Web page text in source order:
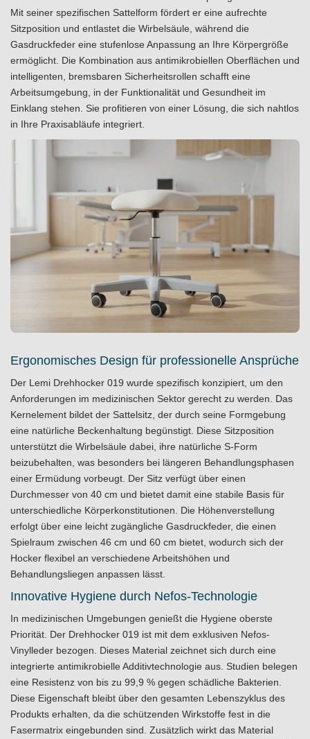
Mit seiner spezifischen Sattelform fördert er eine aufrechte
Sitzposition und entlastet die Wirbelsäule, während die
Gasdruckfeder eine stufenlose Anpassung an Ihre Körpergröße
ermöglicht. Die Kombination aus antimikrobiellen Oberflächen und
intelligenten, bremsbaren Sicherheitsrollen schafft eine
Arbeitsumgebung, in der Funktionalität und Gesundheit im
Einklang stehen. Sie profitieren von einer Lösung, die sich nahtlos
in Ihre Praxisabläufe integriert.
Ergonomisches Design für professionelle Ansprüche
Der Lemi Drehhocker 019 wurde spezifisch konzipiert, um den
Anforderungen im medizinischen Sektor gerecht zu werden. Das
Kernelement bildet der Sattelsitz, der durch seine Formgebung
eine natürliche Beckenhaltung begünstigt. Diese Sitzposition
unterstützt die Wirbelsäule dabei, ihre natürliche S-Form
beizubehalten, was besonders bei längeren Behandlungsphasen
einer Ermüdung vorbeugt. Der Sitz verfügt über einen
Durchmesser von 40 cm und bietet damit eine stabile Basis für
unterschiedliche Körperkonstitutionen. Die Höhenverstellung
erfolgt über eine leicht zugängliche Gasdruckfeder, die einen
Spielraum zwischen 46 cm und 60 cm bietet, wodurch sich der
Hocker flexibel an verschiedene Arbeitshöhen und
Behandlungsliegen anpassen lässt.
Innovative Hygiene durch Nefos-Technologie
In medizinischen Umgebungen genießt die Hygiene oberste
Priorität. Der Drehhocker 019 ist mit dem exklusiven Nefos-
Vinylleder bezogen. Dieses Material zeichnet sich durch eine
integrierte antimikrobielle Additivtechnologie aus. Studien belegen
eine Resistenz von bis zu 99,9 % gegen schädliche Bakterien.
Diese Eigenschaft bleibt über den gesamten Lebenszyklus des
Produkts erhalten, da die schützenden Wirkstoffe fest in die
Fasermatrix eingebunden sind. Zusätzlich wirkt das Material